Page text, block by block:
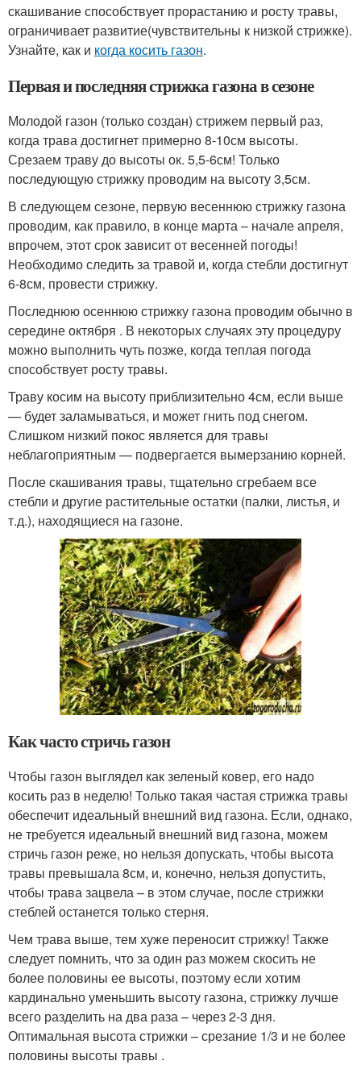
скашивание способствует прорастанию и росту травы,
ограничивает развитие(чувствительны к низкой стрижке).
Узнайте, как и когда косить газон.
Первая и последняя стрижка газона в сезоне
Молодой газон (только создан) стрижем первый раз,
когда трава достигнет примерно 8-10см высоты.
Срезаем траву до высоты ок. 5,5-6см! Только
последующую стрижку проводим на высоту 3,5см.
В следующем сезоне, первую весеннюю стрижку газона
проводим, как правило, в конце марта – начале апреля,
впрочем, этот срок зависит от весенней погоды!
Необходимо следить за травой и, когда стебли достигнут
6-8см, провести стрижку.
Последнюю осеннюю стрижку газона проводим обычно в
середине октября . В некоторых случаях эту процедуру
можно выполнить чуть позже, когда теплая погода
способствует росту травы.
Траву косим на высоту приблизительно 4см, если выше
— будет заламываться, и может гнить под снегом.
Слишком низкий покос является для травы
неблагоприятным — подвергается вымерзанию корней.
После скашивания травы, тщательно сгребаем все
стебли и другие растительные остатки (палки, листья, и
т.д.), находящиеся на газоне.
Как часто стричь газон
Чтобы газон выглядел как зеленый ковер, его надо
косить раз в неделю! Только такая частая стрижка травы
обеспечит идеальный внешний вид газона. Если, однако,
не требуется идеальный внешний вид газона, можем
стричь газон реже, но нельзя допускать, чтобы высота
травы превышала 8см, и, конечно, нельзя допустить,
чтобы трава зацвела – в этом случае, после стрижки
стеблей останется только стерня.
Чем трава выше, тем хуже переносит стрижку! Также
следует помнить, что за один раз можем скосить не
более половины ее высоты, поэтому если хотим
кардинально уменьшить высоту газона, стрижку лучше
всего разделить на два раза – через 2-3 дня.
Оптимальная высота стрижки – срезание 1/3 и не более
половины высоты травы .